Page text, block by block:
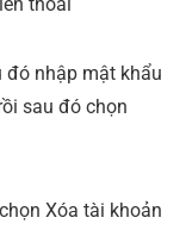
đó nhập mật khẩu
sau đó chọn
Xóa tài khoản